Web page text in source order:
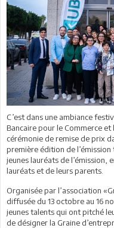
C’est dans une ambiance
Bancaire pour le Commerce et
cérémonie de remise de prix
première édition de
jeunes lauréats de l’émission,
lauréats et de leurs parents.
Organisée par l’association
diffusée du 13 octobre au 16
jeunes talents qui ont pitché
de désigner la Graine